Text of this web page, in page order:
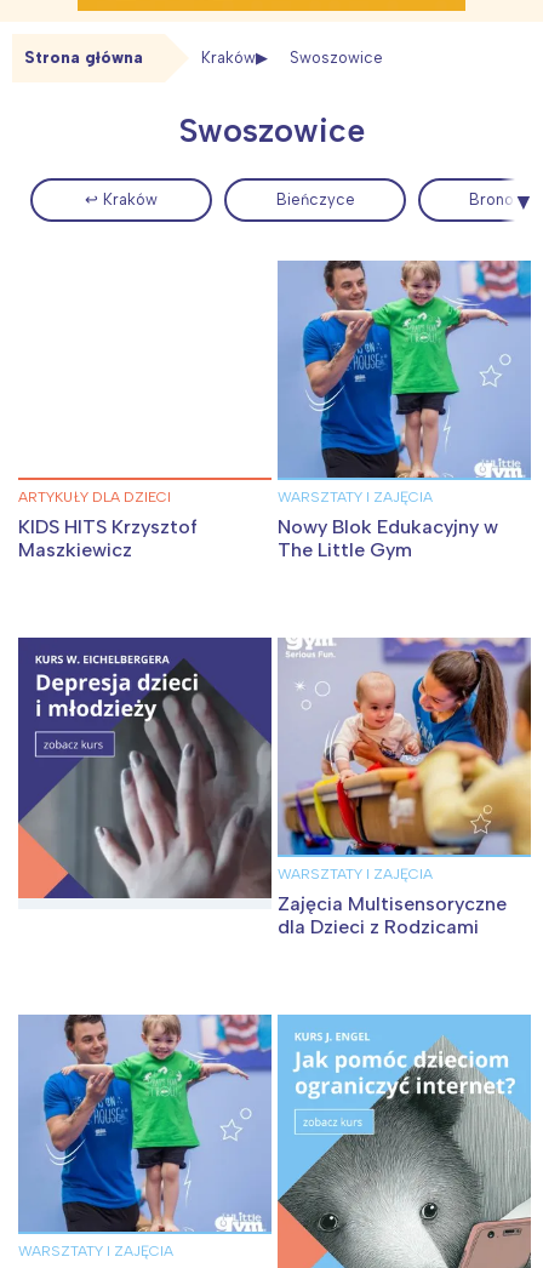
Strona główna Kraków Swoszowice
Swoszowice
↩ Kraków Bieńczyce
ARTYKUŁY DLA DZIECI
KIDS HITS Krzysztof
Maszkiewicz
WARSZTATY I ZAJĘCIA
Nowy Blok Edukacyjny w
The Little Gym
WARSZTATY I ZAJĘCIA
Zajęcia Multisensoryczne
dla Dzieci z Rodzicami
WARSZTATY I ZAJĘCIA
Interesują mnie wydarzenia z
tego regionu:
Warszawa
Łódź
Trójmiasto
Poznań
Śląsk
Kraków
Południe
Północ
Wszystkie